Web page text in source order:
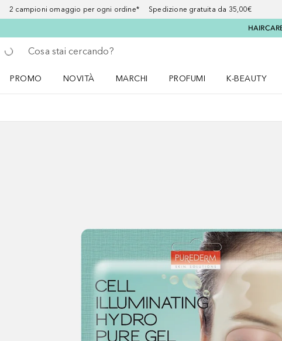
2 campioni omaggio per ogni ordine* Spedizione gratuita da 35,00€
Torna indietro
Esegui ricerca
PROMO
NOVITÀ
MARCHI
PROFUMI
K-BEAUTY